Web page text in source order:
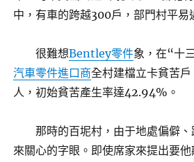
中，有車的跨越300戶，部門村平易
很難想Bentley零件象，在“十
汽車零件進口商全村建檔立卡貧苦
人，初始貧苦產生率達42.94%。
那時的百坭村，由于地處偏僻
來關心的字眼。即使席家來提出要